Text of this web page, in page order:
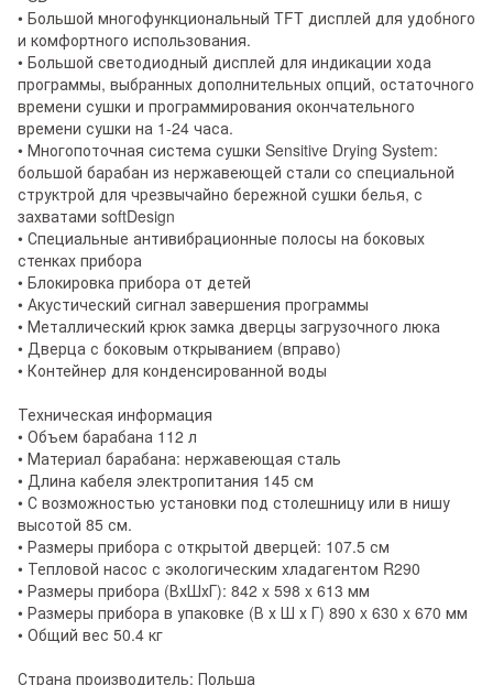
• Большой многофункциональный TFT дисплей для удобного
и комфортного использования.
• Большой светодиодный дисплей для индикации хода
программы, выбранных дополнительных опций, остаточного
времени сушки и программирования окончательного
времени сушки на 1-24 часа.
• Многопоточная система сушки Sensitive Drying System:
большой барабан из нержавеющей стали со специальной
структрой для чрезвычайно бережной сушки белья, с
захватами softDesign
• Специальные антивибрационные полосы на боковых
стенках прибора
• Блокировка прибора от детей
• Акустический сигнал завершения программы
• Металлический крюк замка дверцы загрузочного люка
• Дверца с боковым открыванием (вправо)
• Контейнер для конденсированной воды
Техническая информация
• Объем барабана 112 л
• Материал барабана: нержавеющая сталь
• Длина кабеля электропитания 145 см
• С возможностью установки под столешницу или в нишу
высотой 85 см.
• Размеры прибора с открытой дверцей: 107.5 см
• Тепловой насос с экологическим хладагентом R290
• Размеры прибора (ВхШхГ): 842 x 598 x 613 мм
• Размеры прибора в упаковке (В х Ш х Г) 890 x 630 x 670 мм
• Общий вес 50.4 кг
Страна производитель: Польша